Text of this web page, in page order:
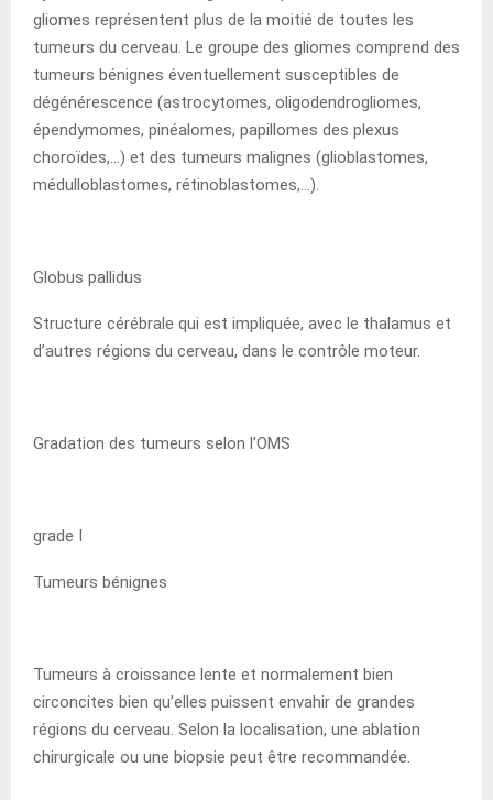
gliomes représentent plus de la moitié de toutes les
tumeurs du cerveau. Le groupe des gliomes comprend des
tumeurs bénignes éventuellement susceptibles de
dégénérescence (astrocytomes, oligodendrogliomes,
épendymomes, pinéalomes, papillomes des plexus
choroïdes,…) et des tumeurs malignes (glioblastomes,
médulloblastomes, rétinoblastomes,…).
Globus pallidus
Structure cérébrale qui est impliquée, avec le thalamus et
d’autres régions du cerveau, dans le contrôle moteur.
Gradation des tumeurs selon l’OMS
grade I
Tumeurs bénignes
Tumeurs à croissance lente et normalement bien
circoncites bien qu’elles puissent envahir de grandes
régions du cerveau. Selon la localisation, une ablation
chirurgicale ou une biopsie peut être recommandée.